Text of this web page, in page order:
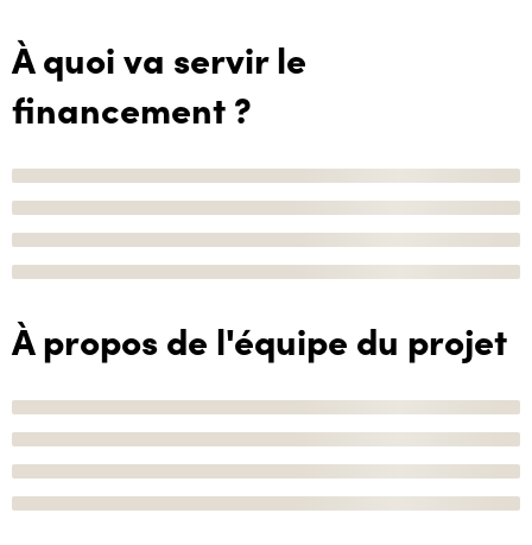
À quoi va servir le
financement ?
À propos de l'équipe du projet